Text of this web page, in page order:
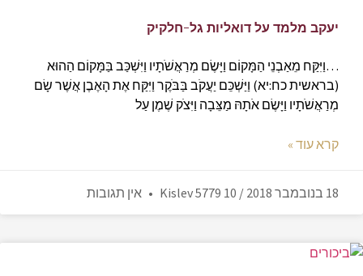
יעקב מלמד על דואליות גל-חלקיק
…וַיִּקַּח מֵאַבְנֵי הַמָּקוֹם וַיָּשֶׂם מְרַאֲשֹׁתָיו וַיִּשְׁכַּב בַּמָּקוֹם הַהוּא
(בראשית כח:יא) וַיַּשְׁכֵּם יַעֲקֹב בַּבֹּקֶר וַיִּקַּח אֶת הָאֶבֶן אֲשֶׁר שָׂם
מְרַאֲשֹׁתָיו וַיָּשֶׂם אֹתָהּ מַצֵּבָה וַיִּצֹק שֶׁמֶן עַל
קרא עוד »
18 בנובמבר 2018 / 10 Kislev 5779 אין תגובות